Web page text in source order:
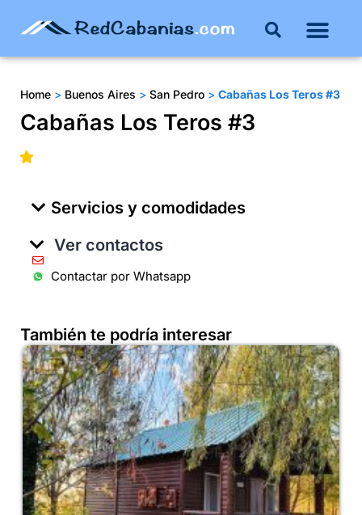
Home > Buenos Aires > San Pedro > Cabañas Los Teros #3
Cabañas Los Teros #3
Servicios y comodidades
Ver contactos
Contactar por Whatsapp
También te podría interesar